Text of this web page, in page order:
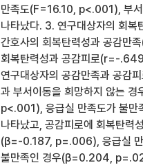
만족도(F=16.10, p<.001), 부
나타났다. 3. 연구대상자의 회복
간호사의 회복탄력성과 공감만
회복탄력성과 공감피로(r=-
연구대상자의 공감만족과 공감
과 부서이동을 희망하지 않는
p<.001), 응급실 만족도가 불
나타났고, 공감피로에 회복탄
(β=-0.187, p=.006), 응급실
불만족인 경우(β=0.204,